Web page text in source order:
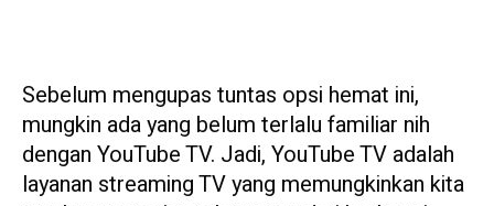
Sebelum mengupas tuntas opsi hemat ini,
mungkin ada yang belum terlalu familiar nih
dengan YouTube TV. Jadi, YouTube TV adalah
layanan streaming TV yang memungkinkan kita